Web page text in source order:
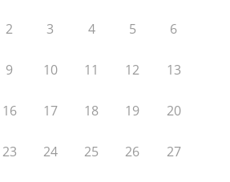
2 3 4 5 6
9 10 11 12 13
16 17 18 19 20
23 24 25 26 27